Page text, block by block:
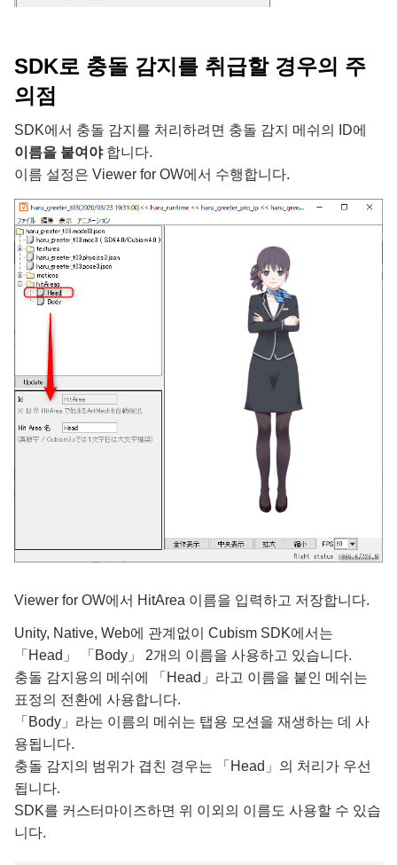
SDK로 충돌 감지를 취급할 경우의 주
의점
SDK에서 충돌 감지를 처리하려면 충돌 감지 메쉬의 ID에
이름을 붙여야합니다.
이름 설정은 Viewer for OW에서 수행합니다.
Viewer for OW에서 HitArea 이름을 입력하고 저장합니다.
Unity, Native, Web에 관계없이 Cubism SDK에서는
「Head」 「Body」 2개의 이름을 사용하고 있습니다.
충돌 감지용의 메쉬에 「Head」라고 이름을 붙인 메쉬는
표정의 전환에 사용합니다.
「Body」라는 이름의 메쉬는 탭용 모션을 재생하는 데 사
용됩니다.
충돌 감지의 범위가 겹친 경우는 「Head」의 처리가 우선
됩니다.
SDK를 커스터마이즈하면 위 이외의 이름도 사용할 수 있습
니다.